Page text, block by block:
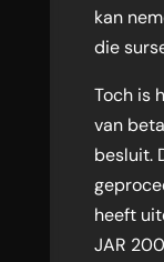
kan
die
Toch is
van
besluit.
heeft
JAR